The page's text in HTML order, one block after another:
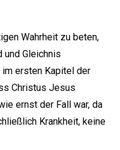
Wahrheit zu beten,
und Gleichnis
ersten Kapitel der
Christus Jesus
ernst der Fall war, da
Krankheit, keine